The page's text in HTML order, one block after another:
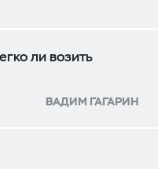
ли возить
ВАДИМ ГАГАРИН